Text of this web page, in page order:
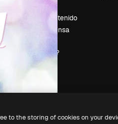
Slidesgo
Vender contenido
Sala de prensa
magnific.ai?
to the storing of cookies on your